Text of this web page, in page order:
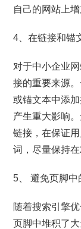
自己的网站上
4、在链接和锚
对于中小企业
接的重要来源
或锚文本中添
产生重大影响
链接，在保证
词，尽量保持在
5、 避免页脚中
随着搜索引擎
页脚中堆积了